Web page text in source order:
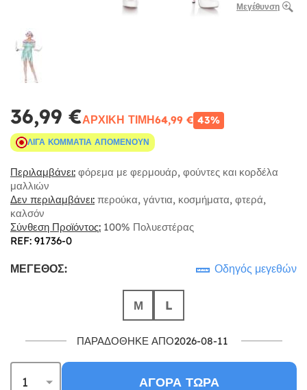
Μεγέθυνση
36,99 €ΑΡΧΙΚΉ ΤΙΜΉ64,99 € 43%
ΛΊΓΑ ΚΟΜΜΆΤΙΑ ΑΠΟΜΈΝΟΥΝ
Περιλαμβάνει: φόρεμα με φερμουάρ, φούντες και κορδέλα
μαλλιών
Δεν περιλαμβάνει: περούκα, γάντια, κοσμήματα, φτερά,
καλσόν
Σύνθεση Προϊόντος: 100% Πολυεστέρας
REF: 91736-0
ΜΈΓΕΘΟΣ: Οδηγός μεγεθών
Μ L
ΠΑΡΑΔΌΘΗΚΕ ΑΠΌ2026-08-11
ΑΓΟΡΆ ΤΏΡΑ